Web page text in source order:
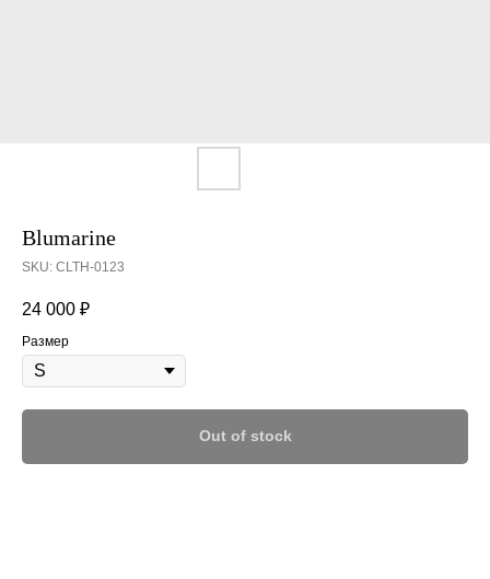
Blumarine
SKU: CLTH-0123
24 000 ₽
Размер
Out of stock